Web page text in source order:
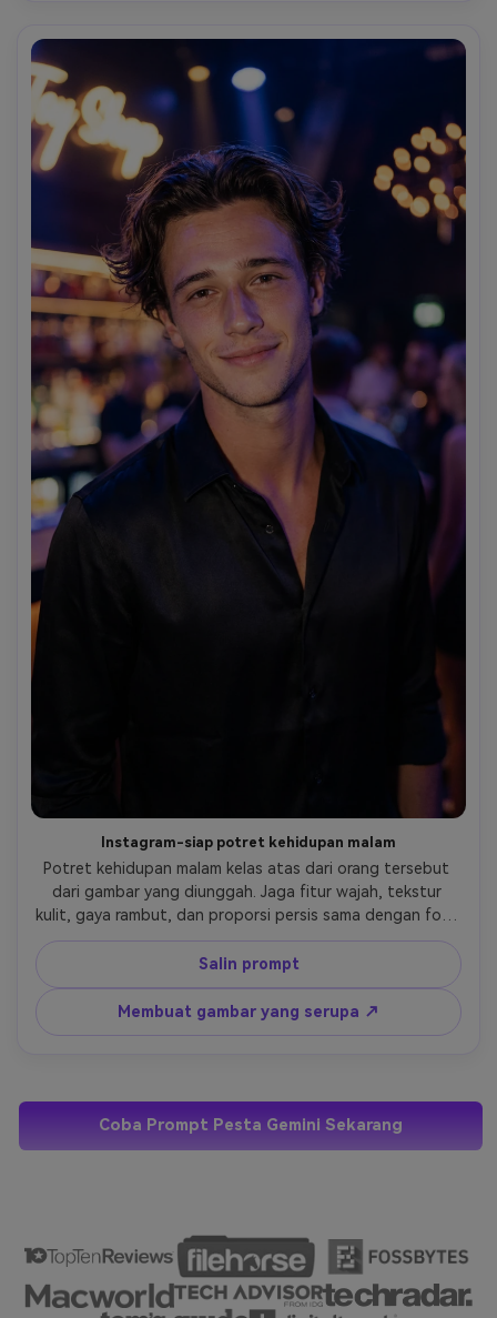
Instagram-siap potret kehidupan malam
Potret kehidupan malam kelas atas dari orang tersebut
dari gambar yang diunggah. Jaga fitur wajah, tekstur
kulit, gaya rambut, dan proporsi persis sama dengan foto
referensi. Latar belakang: lampu klub malam kabur, cahaya
neon, suasana pesta yang elegan. Fotografi potret
profesional dengan pencahayaan sinematik yang lembut
dan kedalaman bidang yang dangkal. Ultra-realistis, detail
bersih, tidak ada kartun, tidak ada ilustrasi. Gambar akhir
Salin prompt
Membuat gambar yang serupa ↗
Coba Prompt Pesta Gemini Sekarang